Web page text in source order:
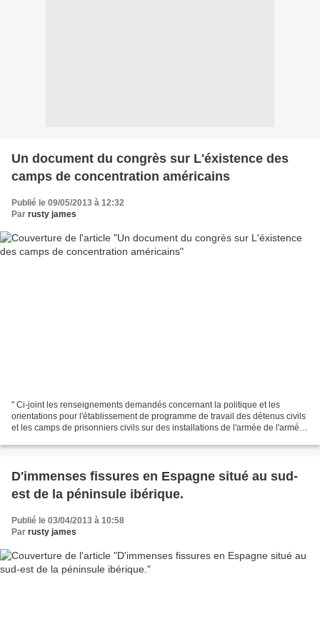
Un document du congrès sur L'éxistence des
camps de concentration américains
Publié le 09/05/2013 à 12:32
Par rusty james
" Ci-joint les renseignements demandés concernant la politique et les
orientations pour l'établissement de programme de travail des détenus civils
et les camps de prisonniers civils sur des installations de l'armée de l'armée.
D'immenses fissures en Espagne situé au sud-
est de la péninsule ibérique.
Publié le 03/04/2013 à 10:58
Par rusty james